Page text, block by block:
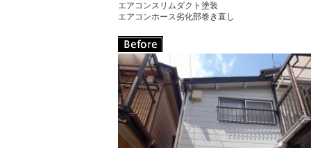
エアコンスリムダクト塗装
エアコンホース劣化部巻き直し